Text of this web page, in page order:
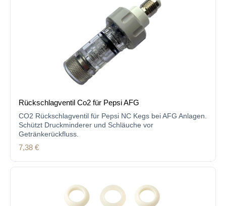
Rückschlagventil Co2 für Pepsi AFG
CO2 Rückschlagventil für Pepsi NC Kegs bei AFG Anlagen.
Schützt Druckminderer und Schläuche vor
Getränkerückfluss.
Regulärer Preis:
7,38 €